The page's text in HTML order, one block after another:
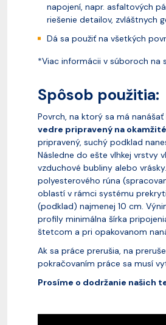
napojení, napr. asfaltových
riešenie detailov, zvláštnych
Dá sa použiť na všetkých
*Viac informácii v súboroch na
Spôsob použitia:
Povrch, na ktorý sa má
vedre pripravený na
pripravený, suchý podklad
Následne do ešte vlhkej vrstvy
vzduchové bubliny alebo
polyesterového rúna
oblastí v rámci systému
(podklad) najmenej 10 cm.
profily minimálna šírka
štetcom a pri opakovanom
Ak sa práce prerušia, na
pokračovaním práce sa musí
Prosíme o dodržanie našich